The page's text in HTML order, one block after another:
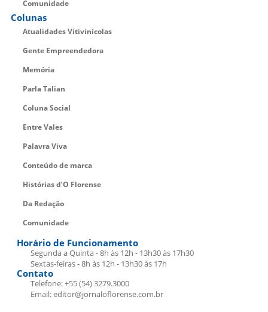
Comunidade
Colunas
Atualidades Vitivinícolas
Gente Empreendedora
Memória
Parla Talian
Coluna Social
Entre Vales
Palavra Viva
Conteúdo de marca
Histórias d’O Florense
Da Redação
Comunidade
Horário de Funcionamento
Segunda a Quinta - 8h às 12h - 13h30 às 17h30
Sextas-feiras - 8h às 12h - 13h30 às 17h
Contato
Telefone: +55 (54) 3279.3000
Email: editor@jornaloflorense.com.br